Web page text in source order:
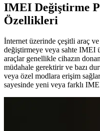
IMEI Değiştirme
Özellikleri
İnternet üzerinde çeşitli araç ve
değiştirmeye veya sahte IMEI
araçlar genellikle cihazın
müdahale gerektirir ve bazı
veya özel modlara erişim
sayesinde yeni veya farklı